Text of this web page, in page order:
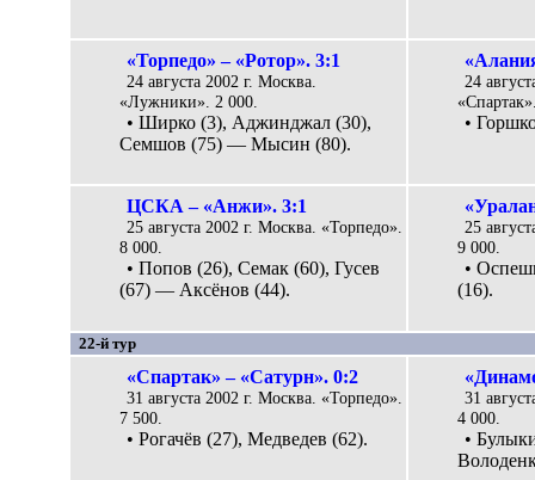
«Торпедо» – «Ротор». 3:1
24 августа 2002 г. Москва.
«Лужники». 2 000.
• Ширко (3), Аджинджал (30),
Семшов (75) — Мысин (80).
24
•
ЦСКА – «Анжи». 3:1
25 августа 2002 г. Москва. «Торпедо».
8 000.
• Попов (26), Семак (60), Гусев
(67) — Аксёнов (44).
25
9 000.
•
(16).
22-й тур
«Спартак» – «Сатурн». 0:2
31 августа 2002 г. Москва. «Торпедо».
7 500.
• Рогачёв (27), Медведев (62).
31
4 000.
•